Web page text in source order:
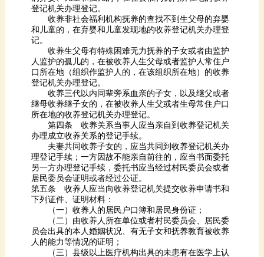
登记机关办理登记。
记。
登记机关办理登记。
所在地的收养登记机关办理登记。
办理成立收养关系的登记手续。
居民委员会证明或者经过公证。
下列证件、证明材料：
（一）收养人的居民户口簿和居民身份证；
人的能力等情况的证明；